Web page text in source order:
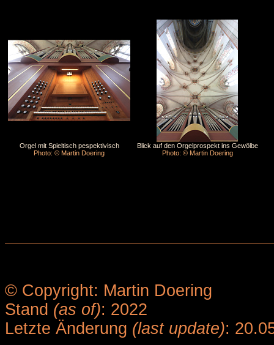
Orgel mit Spieltisch pespektivisch
Photo: © Martin Doering
Blick auf den Orgelprospekt ins Gewölbe
Photo: © Martin Doering
© Copyright: Martin Doering
Stand (as of): 2022
Letzte Änderung (last update):